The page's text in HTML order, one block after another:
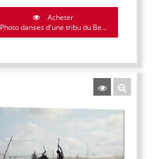
Acheter
Photo danses d'une tribu du Be...